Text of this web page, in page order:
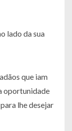
lado da sua
que iam
oportunidade
lhe desejar